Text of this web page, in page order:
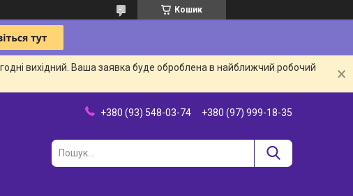
Кошик
вихідний. Ваша заявка буде оброблена в найближчий робочий
+380 (93) 548-03-74 +380 (97) 999-18-35